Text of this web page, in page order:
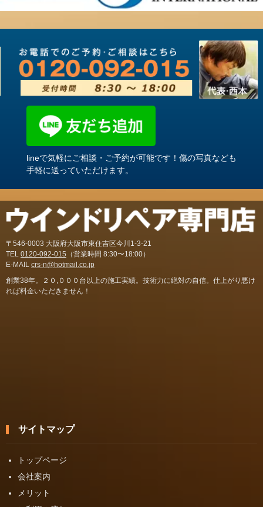
lineで気軽にご相談・ご予約が可能です！傷の写真なども
手軽に送っていただけます。
〒546-0003 大阪府大阪市東住吉区今川1-3-21
TEL 0120-092-015 （営業時間 8:30〜18:00）
E-MAIL crs-n@hotmail.co.jp
創業38年。２０,０００台以上の施工実績。技術力に絶対の自信。仕上がり悪け
れば料金いただきません！
サイトマップ
トップページ
会社案内
メリット